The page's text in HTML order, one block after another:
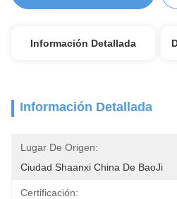
Información Detallada
Información Detallada
Lugar De Origen:
Ciudad Shaanxi China De BaoJi
Certificación: